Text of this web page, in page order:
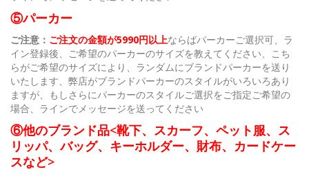
⑤パーカー
ご注意： ご注文の金額が5990円以上ならばパーカーご選択可、ラ
イン登録後、ご希望のパーカーのサイズを教えてください、こち
らがご希望のサイズにより、ランダムにブランドパーカーを送り
いたします、弊店がブランドパーカーのスタイルがいろいろあり
ますが、もしさらにパーカーのスタイルご選択をご指定ご希望の
場合、ラインでメッセージを送ってください
⑥他のブランド品<靴下、スカーフ、ペット服、ス
リッパ、バッグ、キーホルダー、財布、カードケー
スなど>